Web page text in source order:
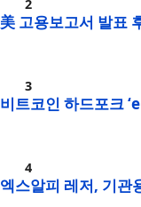
美 고용보고서 발표
비트코인 하드포크
엑스알피 레저, 기관